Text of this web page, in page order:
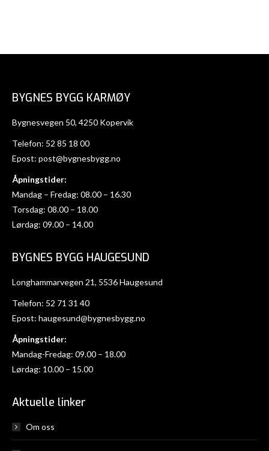
BYGNES BYGG KARMØY
Bygnesvegen 50, 4250 Kopervik
Telefon: 52 85 18 00
Epost: post@bygnesbygg.no
Åpningstider:
Mandag – Fredag: 08.00 – 16.30
Torsdag: 08.00 – 18.00
Lørdag: 09.00 – 14.00
BYGNES BYGG HAUGESUND
Longhammarvegen 21, 5536 Haugesund
Telefon: 52 71 31 40
Epost: haugesund@bygnesbygg.no
Åpningstider:
Mandag-Fredag: 09.00 – 18.00
Lørdag: 10.00 – 15.00
Aktuelle linker
Om oss